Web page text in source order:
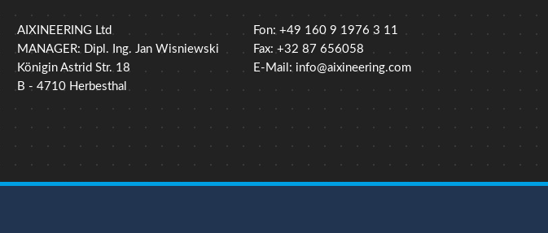
AIXINEERING Ltd
MANAGER: Dipl. Ing. Jan Wisniewski
Königin Astrid Str. 18
B - 4710 Herbesthal
Fon: +49 160 9 1976 3 11
Fax: +32 87 656058
E-Mail: info@aixineering.com